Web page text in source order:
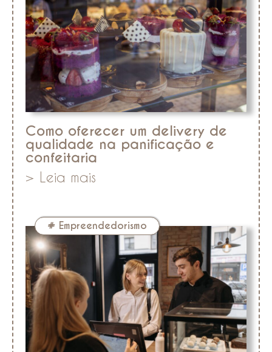
Como oferecer um delivery de
qualidade na panificação e
confeitaria
> Leia mais
# Empreendedorismo